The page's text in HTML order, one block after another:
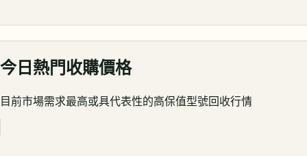
今日熱門收購價格
目前市場需求最高或具代表性的高保值型號回收行情